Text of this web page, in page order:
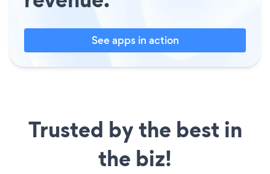
See apps in action
Trusted by the best in
the biz!